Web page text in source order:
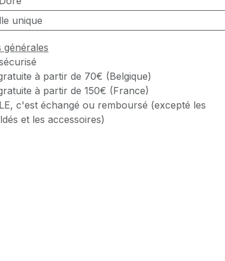
unique
générales
à partir de 70€ (Belgique)
à partir de 150€ (France)
c'est échangé ou remboursé (excepté les
et les accessoires)